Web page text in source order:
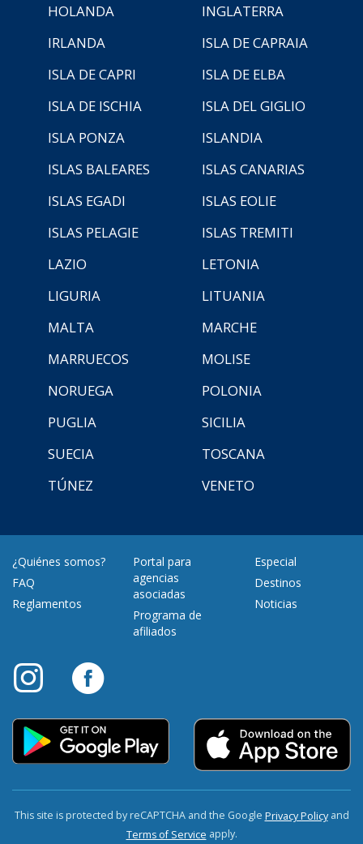
HOLANDA
INGLATERRA
IRLANDA
ISLA DE CAPRAIA
ISLA DE CAPRI
ISLA DE ELBA
ISLA DE ISCHIA
ISLA DEL GIGLIO
ISLA PONZA
ISLANDIA
ISLAS BALEARES
ISLAS CANARIAS
ISLAS EGADI
ISLAS EOLIE
ISLAS PELAGIE
ISLAS TREMITI
LAZIO
LETONIA
LIGURIA
LITUANIA
MALTA
MARCHE
MARRUECOS
MOLISE
NORUEGA
POLONIA
PUGLIA
SICILIA
SUECIA
TOSCANA
TÚNEZ
VENETO
¿Quiénes somos?
FAQ
Reglamentos
Portal para
agencias
asociadas
Programa de
afiliados
Especial
Destinos
Noticias
This site is protected by reCAPTCHA and the Google Privacy Policyand
Terms of Service apply.